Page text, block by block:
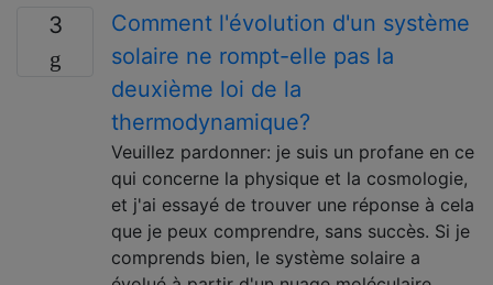
3
Comment l'évolution d'un système
solaire ne rompt-elle pas la
deuxième loi de la
thermodynamique?
Veuillez pardonner: je suis un profane en ce
qui concerne la physique et la cosmologie,
et j'ai essayé de trouver une réponse à cela
que je peux comprendre, sans succès. Si je
comprends bien, le système solaire a